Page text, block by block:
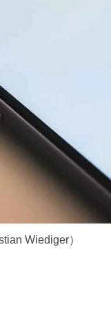
Wiediger）